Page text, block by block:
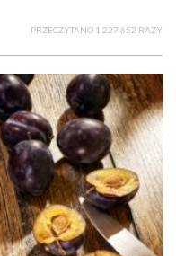
PRZECZYTANO 1 227 652 RAZY